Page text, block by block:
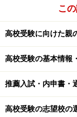
同じく多かった
強」と「部活」
す。「先輩との
はの大変だといえ
「中１ギャ
な対策
こ
高校受験に向けた親
高校受験の基本情報
推薦入試・内申書・
高校受験の志望校の